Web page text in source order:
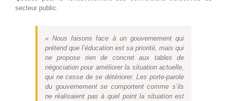
secteur public.
« Nous faisons face à un gouvernement qui
prétend que l’éducation est sa priorité, mais qui
ne propose rien de concret aux tables de
négociation pour améliorer la situation actuelle,
qui ne cesse de se détériorer. Les porte-parole
du gouvernement se comportent comme s’ils
ne réalisaient pas à quel point la situation est